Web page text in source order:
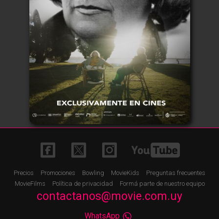
Precios Promociones Bowling MovieKids
Preguntas frecuentes
MovieFilms
Política de privacidad Formá parte de nuestro equipo
contactanos@movie.com.uy
WhatsApp